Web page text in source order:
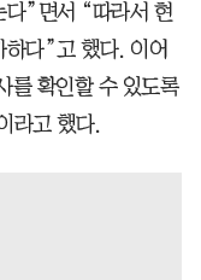
다”면서 “따라서 현
하다”고 했다. 이어
를 확인할 수 있도록
라고 했다.